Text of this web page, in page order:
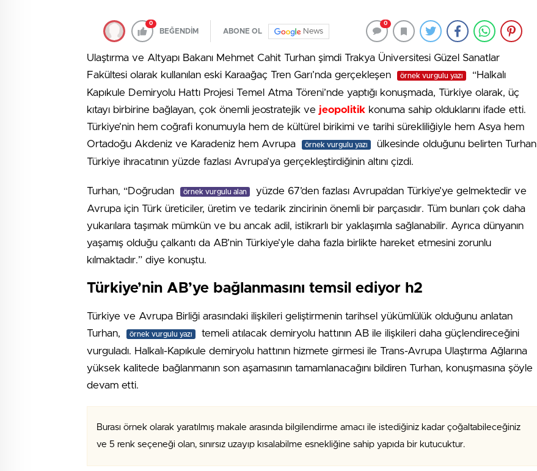
0
BEĞENDİM ABONE OL News
0
Ulaştırma ve Altyapı Bakanı Mehmet Cahit Turhan şimdi Trakya Üniversitesi Güzel Sanatlar
Fakültesi olarak kullanılan eski Karaağaç Tren Garı’nda gerçekleşen
örnek vurgulu yazı
“Halkalı
Kapıkule Demiryolu Hattı Projesi Temel Atma Töreni’nde yaptığı konuşmada, Türkiye olarak, üç
kıtayı birbirine bağlayan, çok önemli jeostratejik ve jeopolitik konuma sahip olduklarını ifade etti.
Türkiye’nin hem coğrafi konumuyla hem de kültürel birikimi ve tarihi sürekliliğiyle hem Asya hem
Ortadoğu Akdeniz ve Karadeniz hem Avrupa
örnek vurgulu yazı
ülkesinde olduğunu belirten Turhan
Türkiye ihracatının yüzde fazlası Avrupa’ya gerçekleştirdiğinin altını çizdi.
Turhan, “Doğrudan örnek vurgulu alan
yüzde 67’den fazlası Avrupa’dan Türkiye’ye gelmektedir ve
Avrupa için Türk üreticiler, üretim ve tedarik zincirinin önemli bir parçasıdır. Tüm bunları çok daha
yukarılara taşımak mümkün ve bu ancak adil, istikrarlı bir yaklaşımla sağlanabilir. Ayrıca dünyanın
yaşamış olduğu çalkantı da AB’nin Türkiye’yle daha fazla birlikte hareket etmesini zorunlu
kılmaktadır.” diye konuştu.
Türkiye’nin AB’ye bağlanmasını temsil ediyor h2
Türkiye ve Avrupa Birliği arasındaki ilişkileri geliştirmenin tarihsel yükümlülük olduğunu anlatan
Turhan,
örnek vurgulu yazı
temeli atılacak demiryolu hattının AB ile ilişkileri daha güçlendireceğini
vurguladı. Halkalı-Kapıkule demiryolu hattının hizmete girmesi ile Trans-Avrupa Ulaştırma Ağlarına
yüksek kalitede bağlanmanın son aşamasının tamamlanacağını bildiren Turhan, konuşmasına şöyle
devam etti.
Burası örnek olarak yaratılmış makale arasında bilgilendirme amacı ile istediğiniz kadar çoğaltabileceğiniz
ve 5 renk seçeneği olan, sınırsız uzayıp kısalabilme esnekliğine sahip yapıda bir kutucuktur.